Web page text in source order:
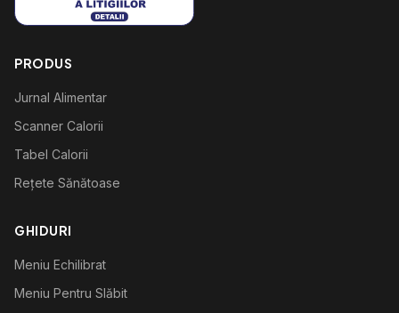
PRODUS
Jurnal Alimentar
Scanner Calorii
Tabel Calorii
Rețete Sănătoase
GHIDURI
Meniu Echilibrat
Meniu Pentru Slăbit